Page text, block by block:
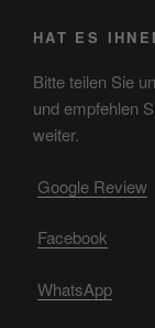
HAT ES
Bitte teilen Sie
und empfehlen
weiter.
Google Review
Facebook
WhatsApp